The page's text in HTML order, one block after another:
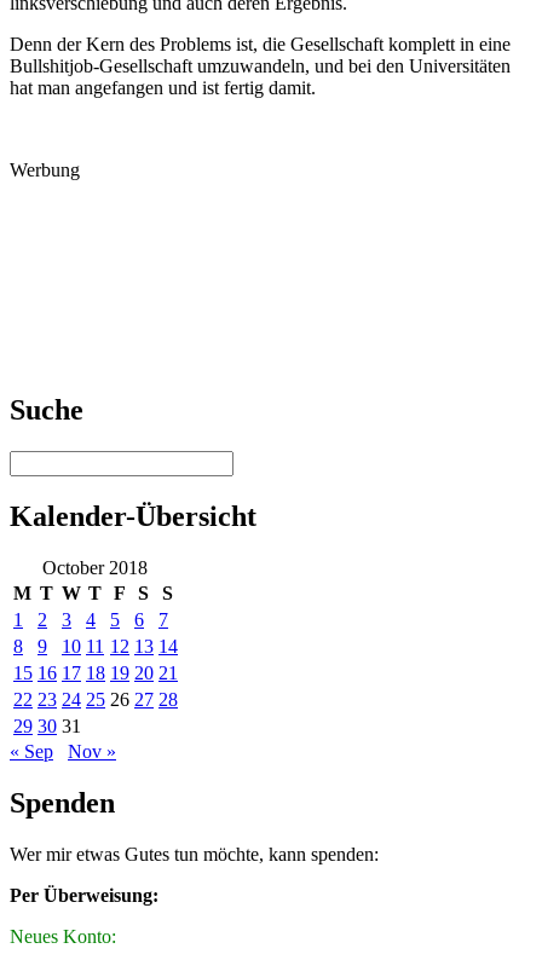
Denn der Kern des Problems ist, die Gesellschaft komplett in eine
Bullshitjob-Gesellschaft umzuwandeln, und bei den Universitäten
hat man angefangen und ist fertig damit.
Werbung
Suche
Kalender-Übersicht
October 2018
M T W T F S
S
1
2 3 4 5 6
7
8
9 10 11 12 13 14
15 16 17 18 19 20 21
22 23 24 25 26 27 28
29 30 31
« Sep
Nov »
Spenden
Wer mir etwas Gutes tun möchte, kann spenden:
Per Überweisung:
Neues Konto: